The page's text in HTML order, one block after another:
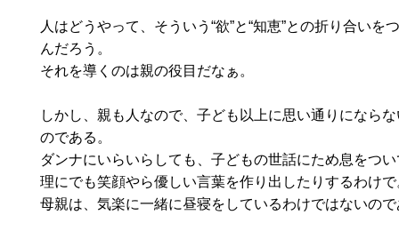
人はどうやって、そういう“欲”と“知恵”との折り合いを
んだろう。
それを導くのは親の役目だなぁ。
しかし、親も人なので、子ども以上に思い通りになら
のである。
ダンナにいらいらしても、子どもの世話にため息をつ
理にでも笑顔やら優しい言葉を作り出したりするわけで
母親は、気楽に一緒に昼寝をしているわけではないの